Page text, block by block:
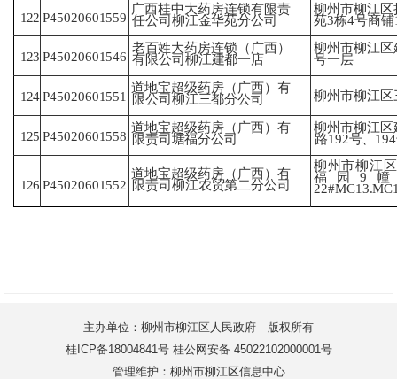
122 P45020601559
广西桂中大药房连锁有限责
任公司柳江金华苑分公司
柳州市柳江
苑3栋4号商
123 P45020601546
老百姓大药房连锁（广西）
有限公司柳江建都一店
柳州市柳江
号一层
124 P45020601551
道地宝超级药房（广西）有
限公司柳江三都分公司 柳州市柳江
125 P45020601558
道地宝超级药房（广西）有
限责司塘福分公司
柳州市柳江
路192号、
126 P45020601552
道地宝超级药房（广西）有
限责司柳江农贸第二分公司
柳州市柳江
福
园9
主办单位：柳州市柳江区人民政府 版权所有
桂ICP备18004841号 桂公网安备 45022102000001号
管理维护：柳州市柳江区信息中心